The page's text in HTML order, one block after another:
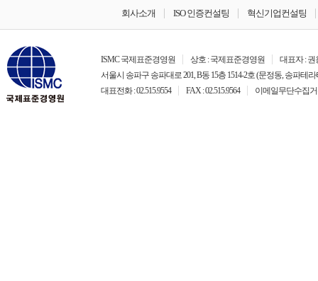
회사소개 ISO 인증컨설팅 혁신기업컨설팅
ISMC 국제표준경영원 상호 : 국제표준경영원
대표자 : 권
서울시 송파구 송파대로 201, B동 15층 1514-2호 (문정동, 송파테라
대표전화 : 02.515.9554
FAX : 02.515.9564 이메일무단수집